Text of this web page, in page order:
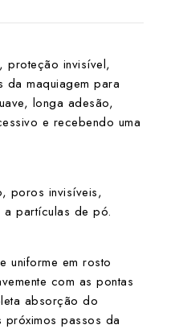
proteção invisível,
da maquiagem para
longa adesão,
e recebendo uma
poros invisíveis,
a partículas de pó.
uniforme em rosto
com as pontas
absorção do
passos da